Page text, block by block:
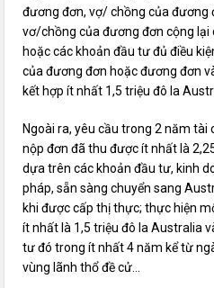
đương đơn, vợ/ chồng của đương
vơ/chồng của đương đơn cộng lại
hoặc các khoản đầu tư đủ điều
của đương đơn hoặc đương đơn
kết hợp ít nhất 1,5 triệu đô la
Ngoài ra, yêu cầu trong 2 năm
nộp đơn đã thu được ít nhất là
dựa trên các khoản đầu tư, kinh
pháp, sẵn sàng chuyển sang
khi được cấp thị thực; thực hiện
ít nhất là 1,5 triệu đô la Australia
tư đó trong ít nhất 4 năm kể từ
vùng lãnh thổ đề cử…